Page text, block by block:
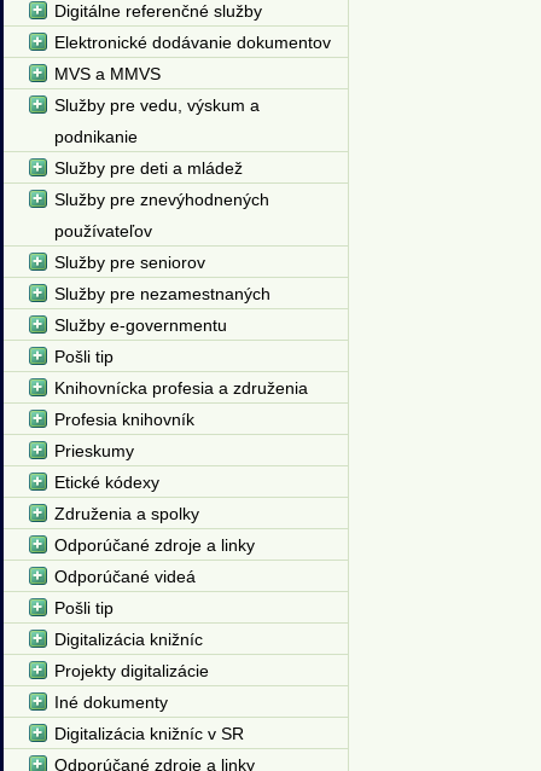
Digitálne referenčné služby
Elektronické dodávanie dokumentov
MVS a MMVS
Služby pre vedu, výskum a
podnikanie
Služby pre deti a mládež
Služby pre znevýhodnených
používateľov
Služby pre seniorov
Služby pre nezamestnaných
Služby e-governmentu
Pošli tip
Knihovnícka profesia a združenia
Profesia knihovník
Prieskumy
Etické kódexy
Združenia a spolky
Odporúčané zdroje a linky
Odporúčané videá
Pošli tip
Digitalizácia knižníc
Projekty digitalizácie
Iné dokumenty
Digitalizácia knižníc v SR
Odporúčané zdroje a linky